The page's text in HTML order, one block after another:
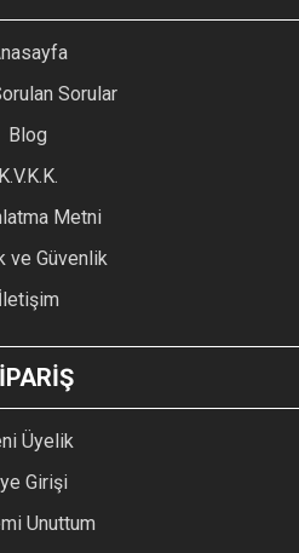
YAZ
veya görüntülenemiyor.
bilgiler bulunuyor.
bulunuyor.
daha pahalı.
Sorular
Blog
K.V.K.K.
Metni
ve Güvenlik
İletişim
Üyelik
Girişi
Unuttum